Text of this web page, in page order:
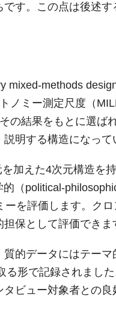
す。この点は後述
mixed-methods
ノミー測定尺度（
の結果をもとに選ば
明する構造になって
加えた4次元構造を
（political-
を評価します。ク
保として評価できま
的データにはテー
形で記録されまし
ビュー対象者との